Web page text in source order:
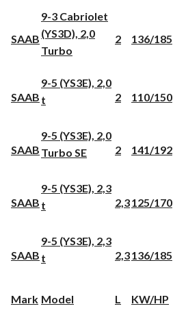
SAAB
9-3 Cabriolet
(YS3D), 2,0
Turbo
2 136/185
SAAB
9-5 (YS3E), 2,0
t
2 110/150
SAAB
9-5 (YS3E), 2,0
Turbo SE
2 141/192
SAAB
9-5 (YS3E), 2,3
t
2,3125/170
SAAB
9-5 (YS3E), 2,3
t
2,3136/185
Mark Model L KW/HP